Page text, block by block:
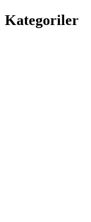
Kategoriler